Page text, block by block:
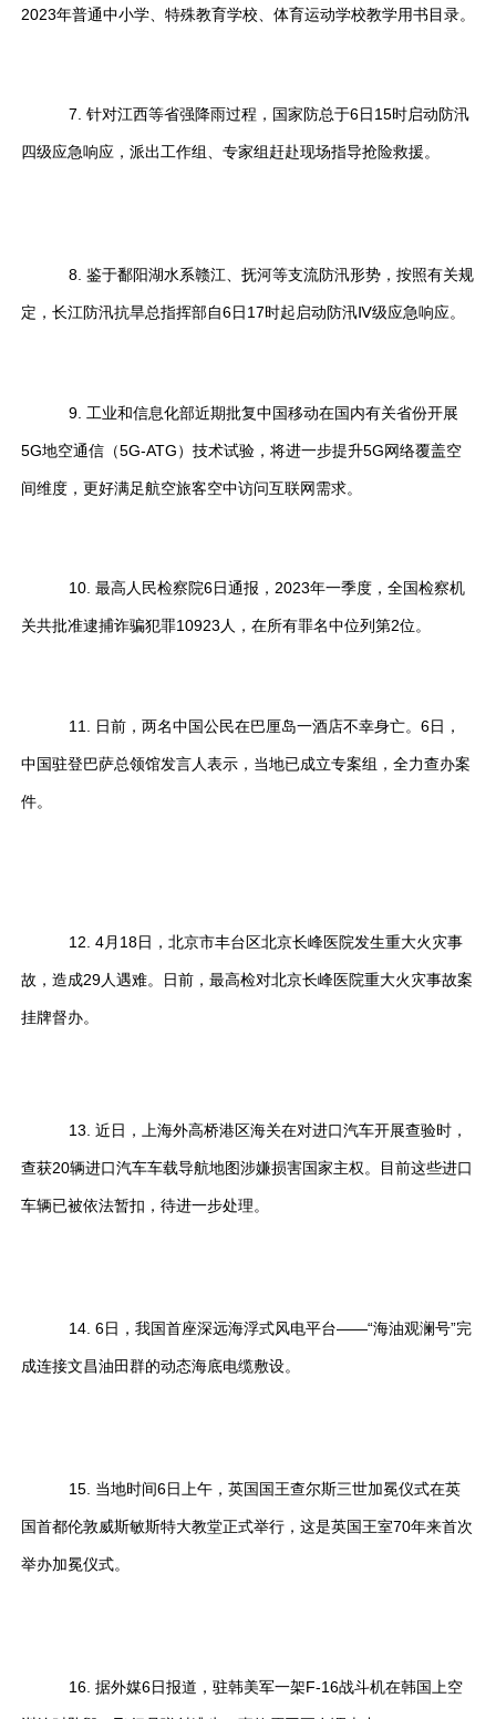
2023年普通中小学、特殊教育学校、体育运动学校教学用书目录。
7. 针对江西等省强降雨过程，国家防总于6日15时启动防汛
四级应急响应，派出工作组、专家组赶赴现场指导抢险救援。
8. 鉴于鄱阳湖水系赣江、抚河等支流防汛形势，按照有关规
定，长江防汛抗旱总指挥部自6日17时起启动防汛Ⅳ级应急响应。
9. 工业和信息化部近期批复中国移动在国内有关省份开展
5G地空通信（5G-ATG）技术试验，将进一步提升5G网络覆盖空
间维度，更好满足航空旅客空中访问互联网需求。
10. 最高人民检察院6日通报，2023年一季度，全国检察机
关共批准逮捕诈骗犯罪10923人，在所有罪名中位列第2位。
11. 日前，两名中国公民在巴厘岛一酒店不幸身亡。6日，
中国驻登巴萨总领馆发言人表示，当地已成立专案组，全力查办案
件。
12. 4月18日，北京市丰台区北京长峰医院发生重大火灾事
故，造成29人遇难。日前，最高检对北京长峰医院重大火灾事故案
挂牌督办。
13. 近日，上海外高桥港区海关在对进口汽车开展查验时，
查获20辆进口汽车车载导航地图涉嫌损害国家主权。目前这些进口
车辆已被依法暂扣，待进一步处理。
14. 6日，我国首座深远海浮式风电平台——“海油观澜号”完
成连接文昌油田群的动态海底电缆敷设。
15. 当地时间6日上午，英国国王查尔斯三世加冕仪式在英
国首都伦敦威斯敏斯特大教堂正式举行，这是英国王室70年来首次
举办加冕仪式。
16. 据外媒6日报道，驻韩美军一架F-16战斗机在韩国上空